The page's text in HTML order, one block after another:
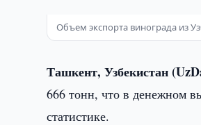
Объем экспорта винограда из
Ташкент, Узбекистан
666 тонн, что в денежном
статистике.